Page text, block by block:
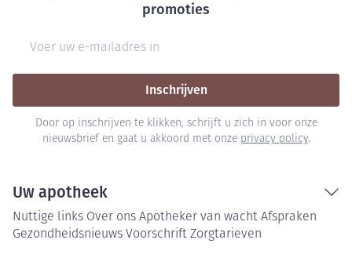
promoties
Inschrijven
Door op inschrijven te klikken, schrijft u zich in voor onze
nieuwsbrief en gaat u akkoord met onze privacy policy.
Uw apotheek
Nuttige links Over ons Apotheker van wacht Afspraken
Gezondheidsnieuws Voorschrift Zorgtarieven